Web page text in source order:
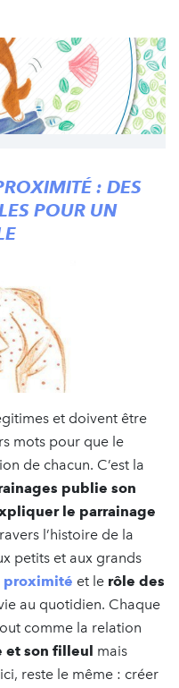
: DES
POUR UN
et doivent être
mots pour que le
de chacun. C’est la
publie son
le parrainage
l’histoire de la
petits et aux grands
proximité et le rôle des
au quotidien. Chaque
comme la relation
et son filleul mais
reste le même : créer